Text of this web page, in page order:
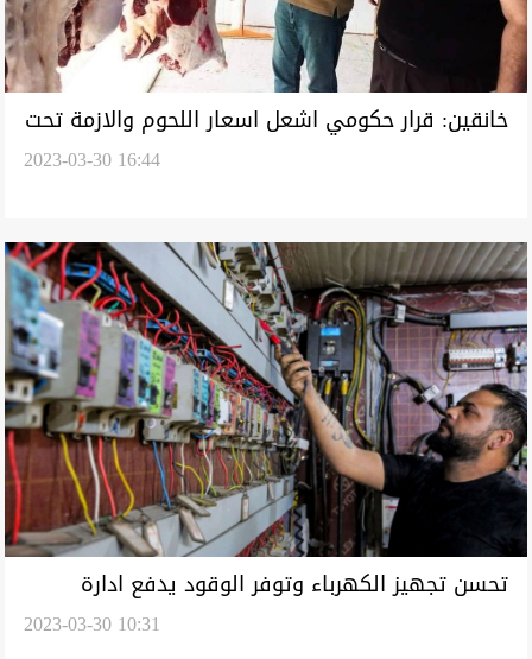
خانقين: قرار حكومي اشعل اسعار اللحوم والازمة تحت
2023-03-30 16:44
تحسن تجهيز الكهرباء وتوفر الوقود يدفع ادارة
2023-03-30 10:31